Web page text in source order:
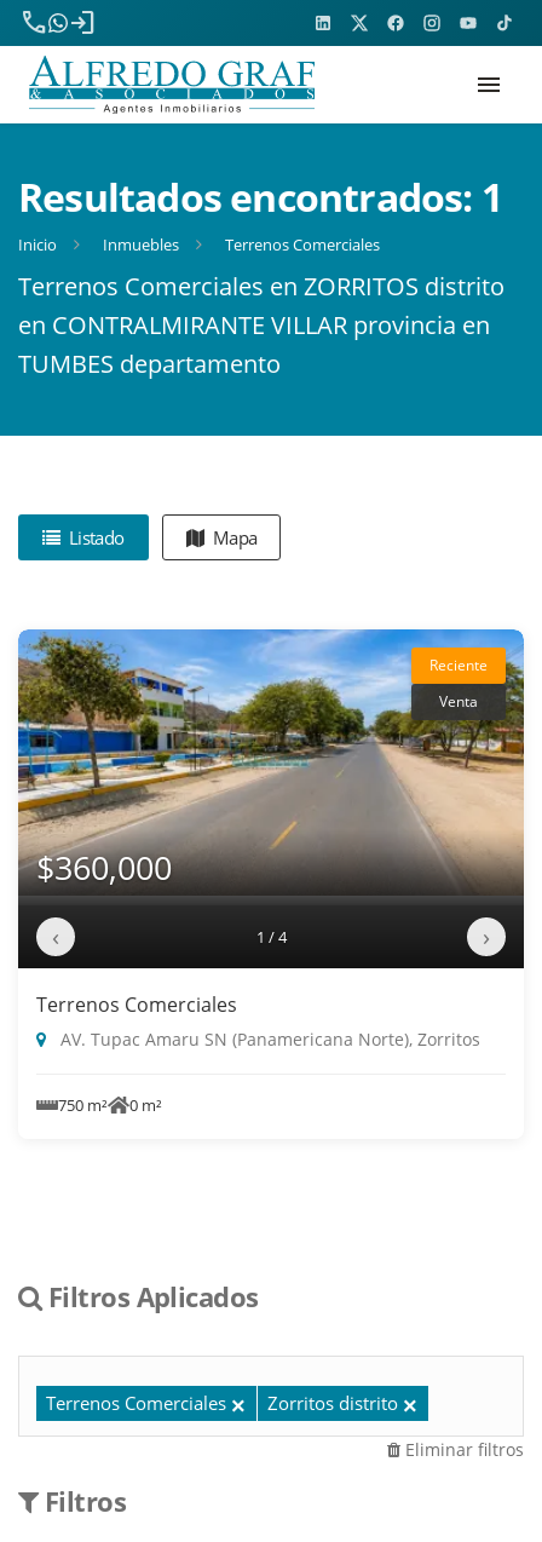
phone
login
menu
Resultados encontrados: 1
Inicio Inmuebles Terrenos Comerciales
Terrenos Comerciales en ZORRITOS distrito
en CONTRALMIRANTE VILLAR provincia en
TUMBES departamento
Listado Mapa
Reciente
Venta
$360,000
‹ 1 / 4 ›
Terrenos Comerciales
AV. Tupac Amaru SN (Panamericana Norte), Zorritos
750 m² 0 m²
Filtros Aplicados
Terrenos Comerciales Zorritos distrito
Eliminar filtros
Filtros